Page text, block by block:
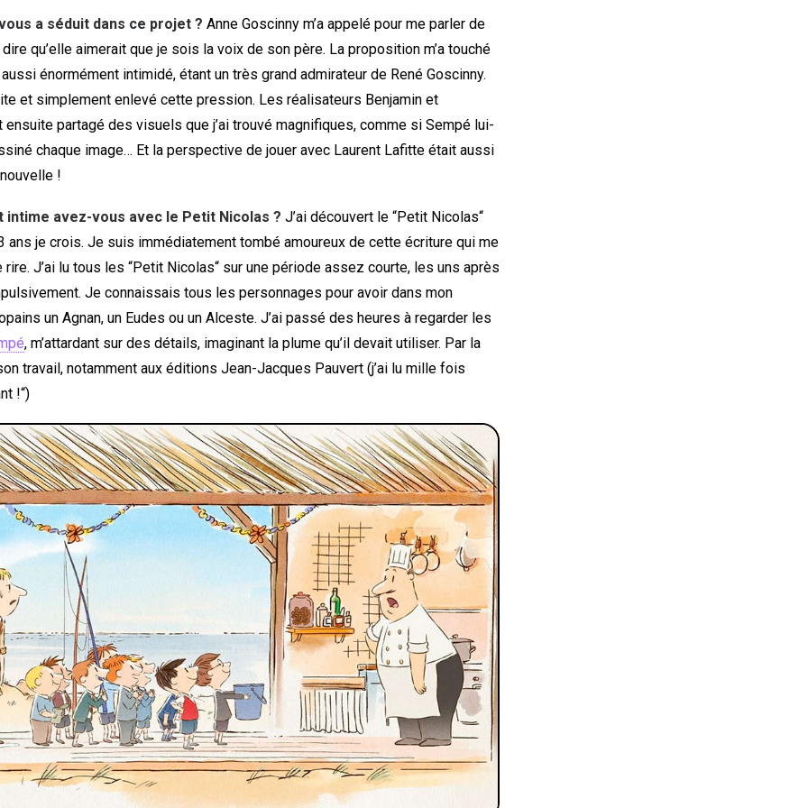
a séduit dans ce projet ? Anne Goscinny m’a appelé pour me parler de
qu’elle aimerait que je sois la voix de son père. La proposition m’a touché
énormément intimidé, étant un très grand admirateur de René Goscinny.
et simplement enlevé cette pression. Les réalisateurs Benjamin et
ensuite partagé des visuels que j’ai trouvé magnifiques, comme si Sempé lui-
chaque image… Et la perspective de jouer avec Laurent Lafitte était aussi
!
intime avez-vous avec le Petit Nicolas ? J’ai découvert le “Petit Nicolas“
ans je crois. Je suis immédiatement tombé amoureux de cette écriture qui me
J’ai lu tous les “Petit Nicolas“ sur une période assez courte, les uns après
Je connaissais tous les personnages pour avoir dans mon
un Agnan, un Eudes ou un Alceste. J’ai passé des heures à regarder les
, m’attardant sur des détails, imaginant la plume qu’il devait utiliser. Par la
travail, notamment aux éditions Jean-Jacques Pauvert (j’ai lu mille fois
!“)